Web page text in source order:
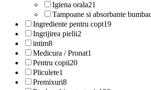
Igiena orala21
Tampoane si absorbante
Ingrediente pentru copt19
Ingrijirea pielii2
intim8
Medicura / Pronat1
Pentru copii20
Pliculete1
Premixuri8